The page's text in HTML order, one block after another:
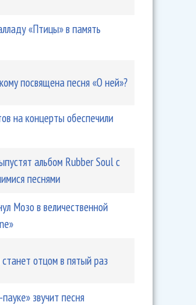
«Птицы» в память
посвящена песня «О ней»?
на концерты обеспечили
альбом Rubber Soul с
песнями
Мозо в величественной
отцом в пятый раз
звучит песня